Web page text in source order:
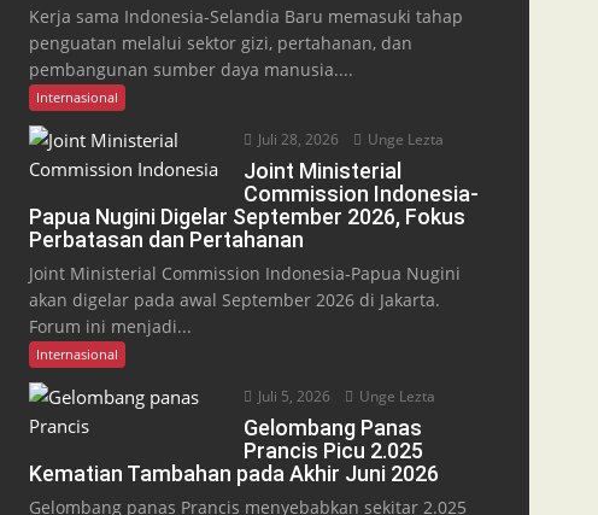
Kerja sama Indonesia-Selandia Baru memasuki tahap
penguatan melalui sektor gizi, pertahanan, dan
pembangunan sumber daya manusia....
Internasional
Juli 28, 2026 Unge Lezta
Joint Ministerial
Commission Indonesia-
Papua Nugini Digelar September 2026, Fokus
Perbatasan dan Pertahanan
Joint Ministerial Commission Indonesia-Papua Nugini
akan digelar pada awal September 2026 di Jakarta.
Forum ini menjadi...
Internasional
Juli 5, 2026 Unge Lezta
Gelombang Panas
Prancis Picu 2.025
Kematian Tambahan pada Akhir Juni 2026
Gelombang panas Prancis menyebabkan sekitar 2.025